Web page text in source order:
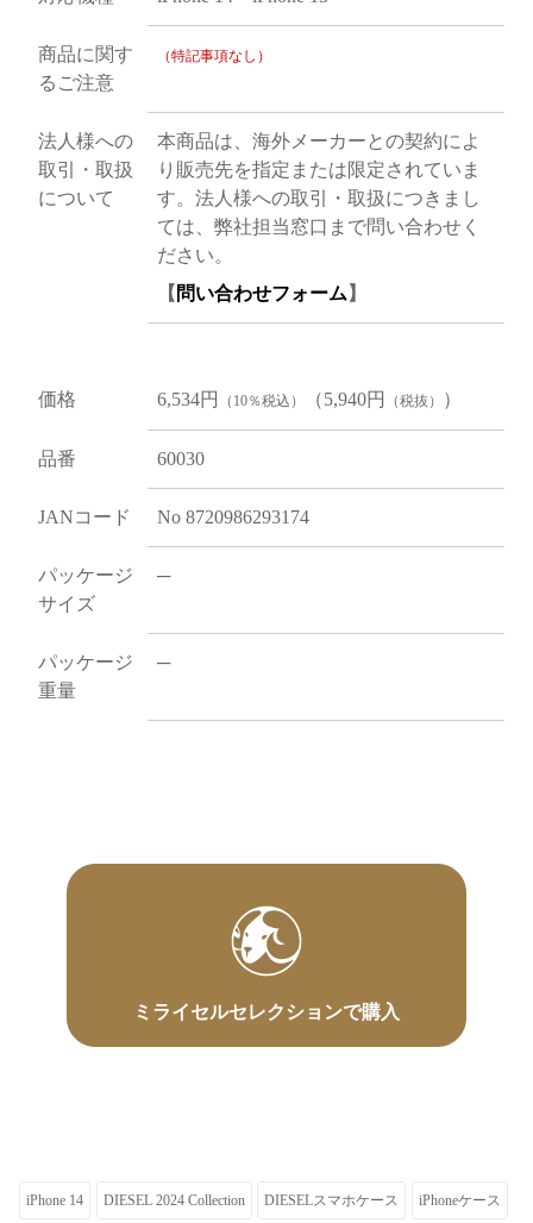
商品に関す
るご注意
（特記事項なし）
法人様への
取引・取扱
について
本商品は、海外メーカーとの契約によ
り販売先を指定または限定されていま
す。法人様への取引・取扱につきまし
ては、弊社担当窓口まで問い合わせく
ださい。
【 問い合わせフォーム 】
価格 6,534円 （10％税込） （5,940円 （税抜） ）
品番 60030
JANコード No 8720986293174
パッケージ
サイズ
─
パッケージ
重量
─
ミライセルセレクションで購入
iPhone 14 DIESEL 2024 Collection DIESELスマホケース iPhoneケース